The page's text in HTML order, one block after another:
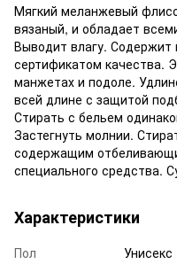
Мягкий меланжевый
вязаный, и обладает
Выводит влагу. Содержит
сертификатом качества.
манжетах и подоле.
всей длине с защитой
Стирать с бельем
Застегнуть молнии.
содержащим
специального средства.
Характеристики
Пол
Унисекс